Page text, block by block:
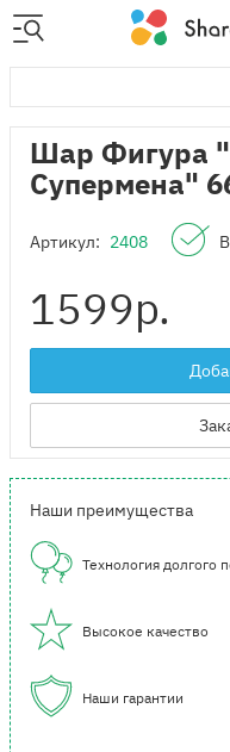
Шар Фигура
Супермена"
Артикул: 2408
1599р.
Наши преимущества
Технология долгого
Высокое качество
Наши гарантии